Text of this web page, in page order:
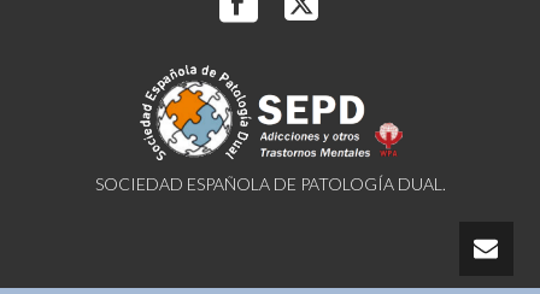
SOCIEDAD ESPAÑOLA DE PATOLOGÍA DUAL.